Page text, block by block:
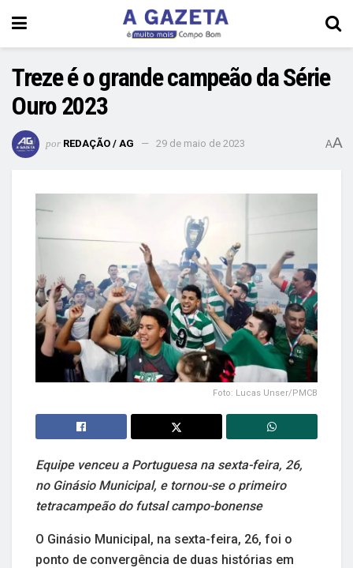
Treze é o grande campeão da Série
Ouro 2023
por REDAÇÃO / AG 29 de maio de 2023 AA
Foto: Lucas Unser/PMCB
Equipe venceu a Portuguesa na sexta-feira, 26,
no Ginásio Municipal, e tornou-se o primeiro
tetracampeão do futsal campo-bonense
O Ginásio Municipal, na sexta-feira, 26, foi o
ponto de convergência de duas histórias em